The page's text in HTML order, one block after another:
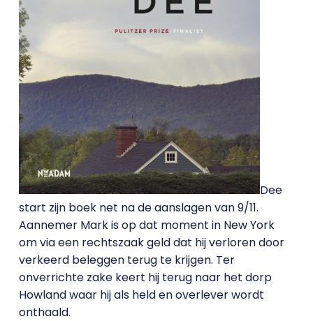
Dee
start zijn boek net na de aanslagen van 9/11.
Aannemer Mark is op dat moment in New York
om via een rechtszaak geld dat hij verloren door
verkeerd beleggen terug te krijgen. Ter
onverrichte zake keert hij terug naar het dorp
Howland waar hij als held en overlever wordt
onthaald.